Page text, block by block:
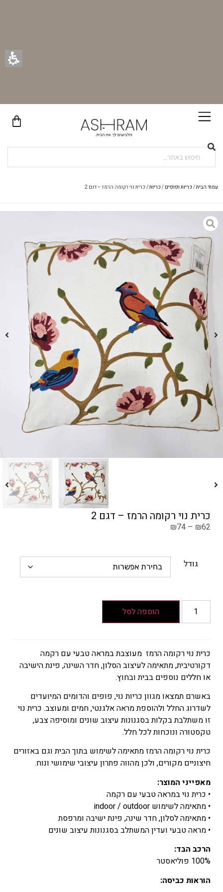
עמוד הבית/ כריות ופופים / כריות/ כרית נוי רקומה הרמז – דגם 2
כרית נוי רקומה הרמז – דגם 2
₪62
–
₪74
גודל
הוספה לסל
כרית נוי רקומה הרמז מעוצבת במראה טבעי עם רקמה
דקורטיבית, מתאימה לעיצוב הסלון, חדר השינה, פינת הישיבה
או חללים נוספים בבית ובחוץ.
באשרם תמצאו מגוון כריות נוי, פופים והדומים המיועדים
לשדרוג החלל ולהוספת מראה אלגנטי, חמים ומעוצב. כרית נוי
זו משתלבת בקלות בסגנונות עיצוב שונים ומוסיפה צבע,
טקסטורה ונוכחות לכל חלל.
כרית נוי רקומה הרמז מתאימה לשימוש בתוך הבית וגם באזורים
חיצוניים מקורים, ולכן מהווה פתרון עיצובי שימושי ונוח.
מאפייני המוצר:
• כרית נוי במראה טבעי עם רקמה
• מתאימה לשימוש indoor / outdoor
• מתאימה לסלון, חדר שינה, פינת ישיבה ומרפסת
• מראה טבעי ועדין המשתלב בסגנונות עיצוב שונים
הרכב הבד:
100% פוליאסטר
הוראות כביסה: